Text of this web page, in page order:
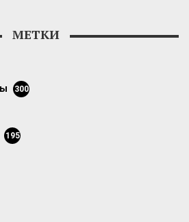
МЕТКИ
300
195